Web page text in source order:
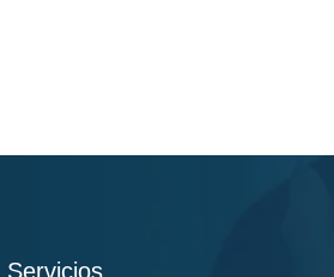
Servicios